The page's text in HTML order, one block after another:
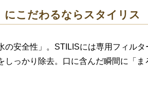
にこだわるならスタイリス
の安全性」。STILISには専用フィル
しっかり除去。口に含んだ瞬間に「